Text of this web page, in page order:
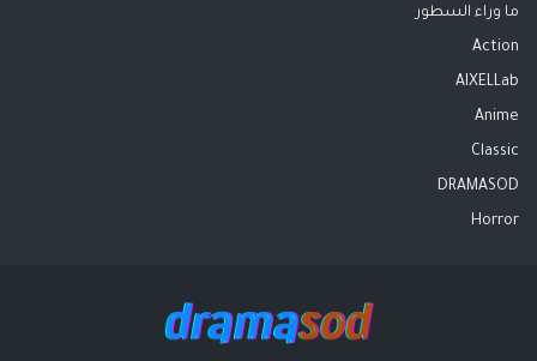
ما وراء السطور
Action
AIXELLab
Anime
Classic
DRAMASOD
Horror